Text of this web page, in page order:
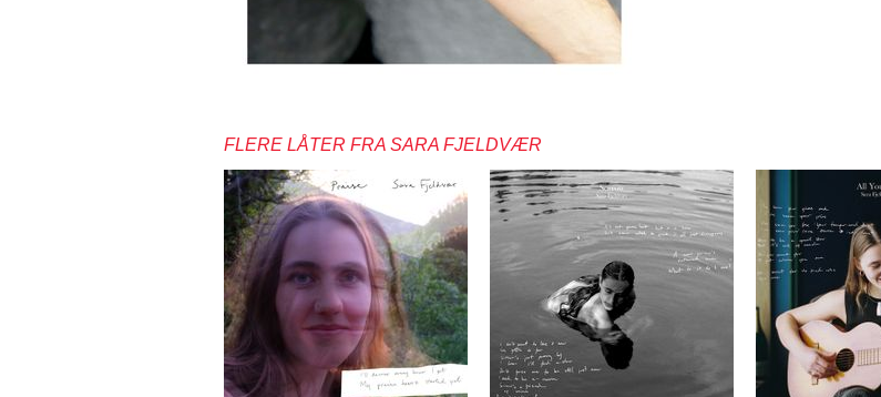
FLERE LÅTER FRA SARA FJELDVÆR